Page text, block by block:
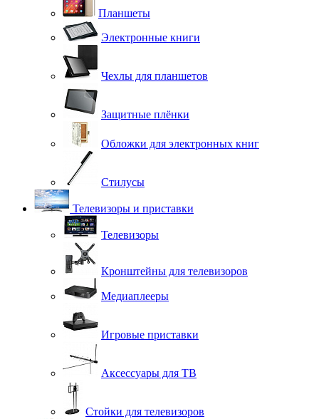
Планшеты
Электронные книги
Чехлы для планшетов
Защитные плёнки
Обложки для электронных книг
Стилусы
Телевизоры и приставки
Телевизоры
Кронштейны для телевизоров
Медиаплееры
Игровые приставки
Аксессуары для ТВ
Стойки для телевизоров